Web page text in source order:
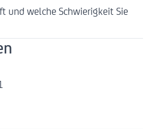
und welche Schwierigkeit Sie